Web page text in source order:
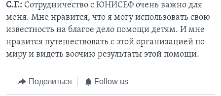
С.Г.: Сотрудничество с ЮНИСЕФ очень важно для
меня. Мне нравится, что я могу использовать свою
известность на благое дело помощи детям. И мне
нравится путешествовать с этой организацией по
миру и видеть воочию результаты этой помощи.
Поделиться Follow us